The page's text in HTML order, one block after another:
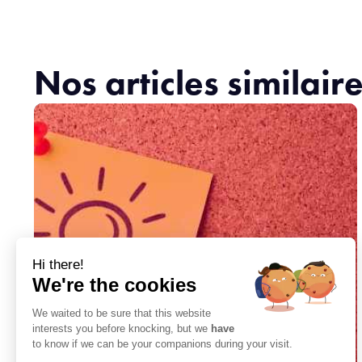
Nos articles
Hi there!
We're the cookies
We waited to be sure that this website
interests you before knocking, but we have
to know if we can be your companions during your visit.